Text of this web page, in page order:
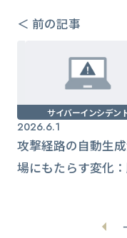
＜ 前の記事
サイバーインシデン
2026.6.1
攻撃経路の自動生
場にもたらす変化